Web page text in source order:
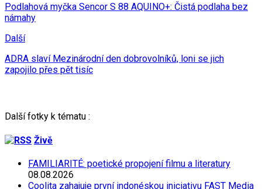
Podlahová myčka Sencor S 88 AQUINO+: Čistá podlaha bez
námahy
Další
ADRA slaví Mezinárodní den dobrovolníků, loni se jich
zapojilo přes pět tisíc
Další fotky k tématu :
Živě
FAMILIARITÉ: poetické propojení filmu a literatury
08.08.2026
Coolita zahajuje první indonéskou iniciativu FAST Media